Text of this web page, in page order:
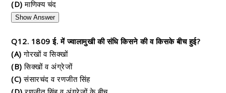
(D) माणिक्य चंद
Show Answer
Q12. 1809 ई. में ज्वालामुखी की संधि किसने की व किसके बीच हुई?
(A) गोरखों व सिक्खों
(B) सिक्खों व अंग्रेजों
(C) संसारचंद व रणजीत सिंह